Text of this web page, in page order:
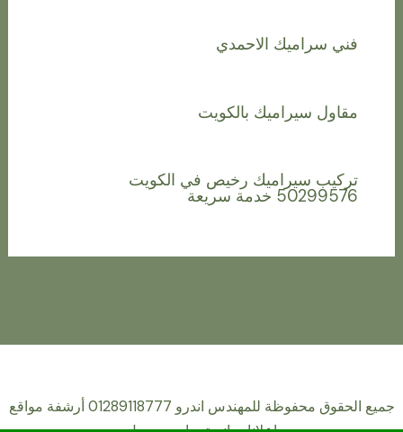
فني سراميك الاحمدي
مقاول سيراميك بالكويت
تركيب سيراميك رخيص في الكويت
50299576 خدمة سريعة
جميع الحقوق محفوظة للمهندس اندرو 01289118777 أرشفة مواقع